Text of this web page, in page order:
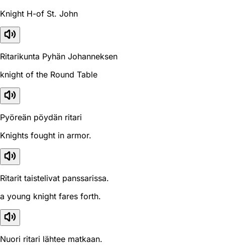
Knight H-of St. John
Ritarikunta Pyhän Johanneksen
knight of the Round Table
Pyöreän pöydän ritari
Knights fought in armor.
Ritarit taistelivat panssarissa.
a young knight fares forth.
Nuori ritari lähtee matkaan.